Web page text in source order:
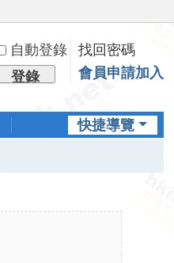
自動登錄
找回密碼
登錄 會員申請加入
快捷導覽